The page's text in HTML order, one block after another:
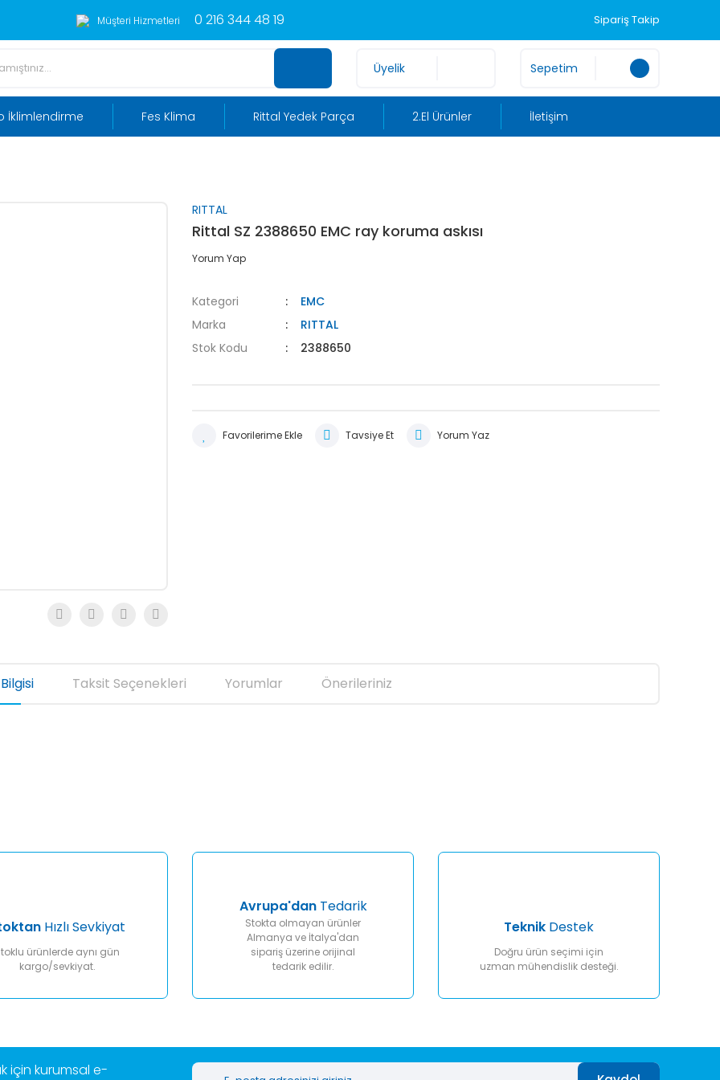
Müşteri Hizmetleri 0 216 344 48 19 Sipariş Takip
Üyelik Sepetim
İklimlendirme Fes Klima Rittal Yedek Parça 2.El Ürünler İletişim
RITTAL
Rittal SZ 2388650 EMC ray koruma askısı
Yorum Yap
Kategori
EMC
Marka
RITTAL
Stok Kodu
2388650
Tavsiye Et Yorum Yaz
Taksit Seçenekleri Yorumlar Önerileriniz
Gönder
Hızlı Sevkiyat
ürünlerde aynı gün
kargo/sevkiyat.
Avrupa'danTedarik
Stokta olmayan ürünler
Almanya ve İtalya'dan
sipariş üzerine orijinal
tedarik edilir.
Teknik Destek
Doğru ürün seçimi için
uzman mühendislik desteği.
için kurumsal e-